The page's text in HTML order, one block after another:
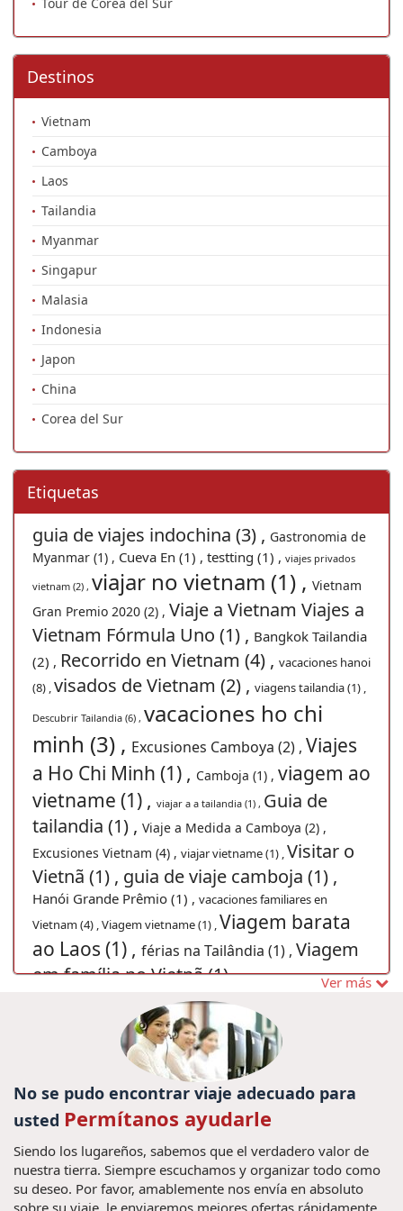
Destinos
Vietnam
Camboya
Laos
Tailandia
Myanmar
Singapur
Malasia
Indonesia
Japon
China
Corea del Sur
Etiquetas
guia de viajes indochina (3) , Gastronomia de
Myanmar (1) , Cueva En (1) , testting (1) , viajes privados
vietnam (2) , viajar no vietnam (1) , Vietnam
Gran Premio 2020 (2) , Viaje a Vietnam Viajes a
Vietnam Fórmula Uno (1) , Bangkok Tailandia
(2) , Recorrido en Vietnam (4) , vacaciones hanoi
(8) ,visados de Vietnam (2) , viagens tailandia (1) ,
Descubrir Tailandia (6) , vacaciones ho chi
minh (3) , Excusiones Camboya (2) , Viajes
a Ho Chi Minh (1) , Camboja (1) , viagem ao
vietname (1) , viajar a a tailandia (1) , Guia de
tailandia (1) , Viaje a Medida a Camboya (2) ,
Excusiones Vietnam (4) , viajar vietname (1) ,Visitar o
Vietnã (1) , guia de viaje camboja (1) ,
Hanói Grande Prêmio (1) , vacaciones familiares en
Vietnam (4) ,Viagem vietname (1) ,Viagem barata
ao Laos (1) , férias na Tailândia (1) , Viagem
em família no Vietnã (1) ,excursiones myanmar (4) ,
Trajes tradicionais tailandia (1) ,
VIAJEINDOCHINA (1) ,ciudad de Ho Chi Minh (4) ,
Pacotes de viagens Mianmar (1) ,
Hanoi capital (4) ,Excursões Vietnã (1) ,
Tailândia (1) ,Vacaciones Trang An (1) ,Viajes
en familia Myanmar (5) ,fideos en Vietnam (1) ,
Excursiones Laos (1) ,
Viajes a Tailandia personalizados (2) ,
Singapura (1) ,Sai Gon (1) ,
casco antiguo de Hanoi
(1) ,Vacaciones Luang Prabang (2) ,playas de vietnam (1) ,guia de
Ver más
No se pudo encontrar viaje adecuado para
usted Permítanos ayudarle
Siendo los lugareños, sabemos que el verdadero valor de
nuestra tierra. Siempre escuchamos y organizar todo como
su deseo. Por favor, amablemente nos envía en absoluto
sobre su viaje, le enviaremos mejores ofertas rápidamente.